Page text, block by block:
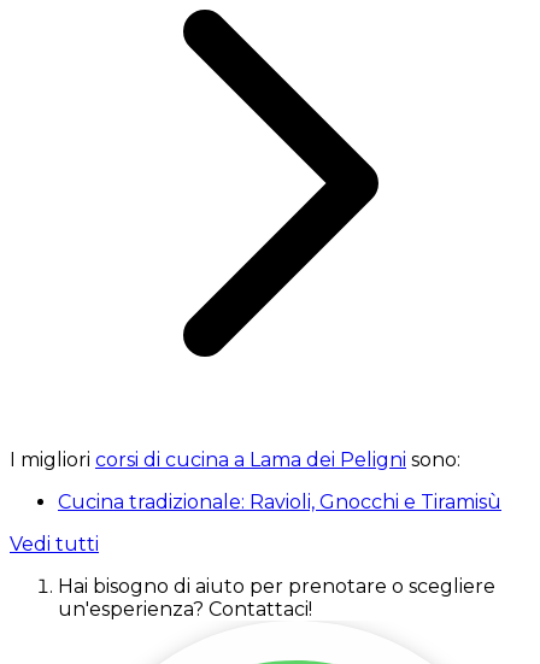
I migliori corsi di cucina a Lama dei Peligni sono:
Cucina tradizionale: Ravioli, Gnocchi e Tiramisù
Vedi tutti
Hai bisogno di aiuto per prenotare o scegliere
un'esperienza? Contattaci!